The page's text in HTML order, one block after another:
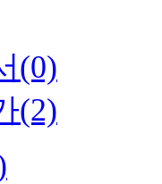
(0)
(2)